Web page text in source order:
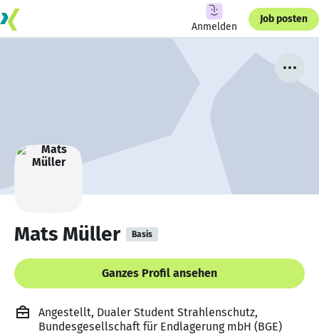
Anmelden
Job posten
Mats Müller Basis
Ganzes Profil ansehen
Angestellt, Dualer Student Strahlenschutz,
Bundesgesellschaft für Endlagerung mbH (BGE)